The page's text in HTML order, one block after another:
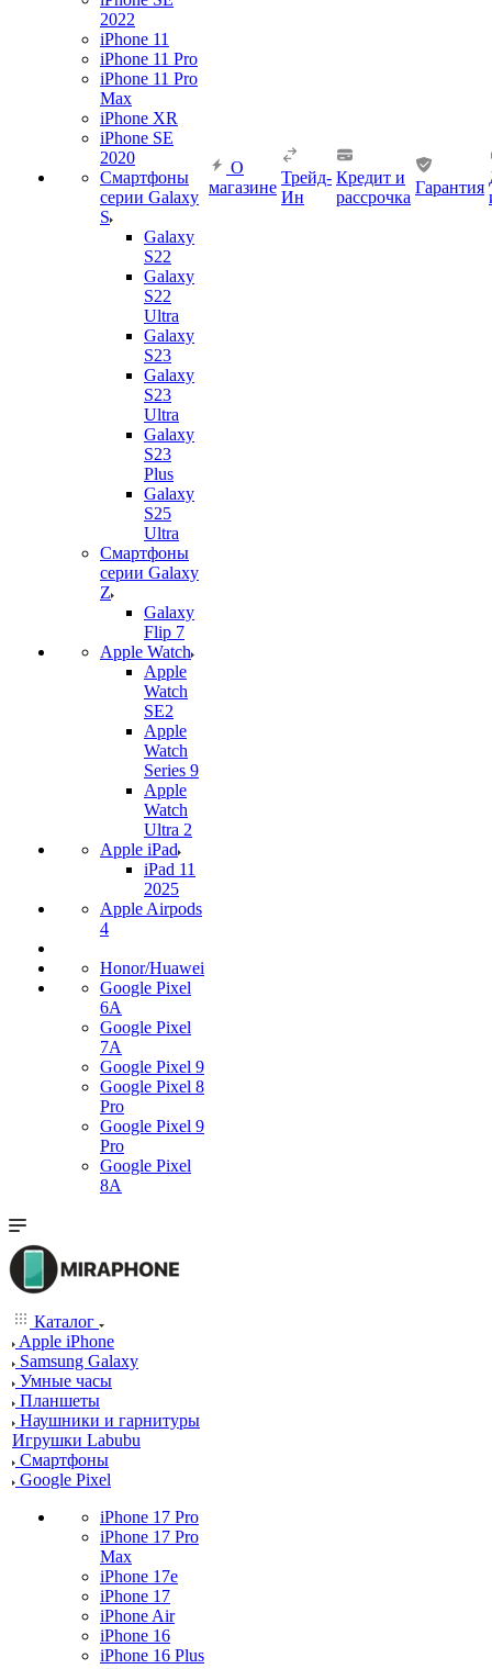
2022
iPhone 11
iPhone 11 Pro
iPhone 11 Pro
Max
iPhone XR
iPhone SE
2020
Смартфоны
серии Galaxy
S
Galaxy
S22
Galaxy
S22
Ultra
Galaxy
S23
Galaxy
S23
Ultra
Galaxy
S23
Plus
Galaxy
S25
Ultra
Смартфоны
серии Galaxy
Z
Galaxy
Flip 7
Apple Watch
Apple
Watch
SE2
Apple
Watch
Series 9
Apple
Watch
Ultra 2
Apple iPad
iPad 11
2025
Apple Airpods
4
Honor/Huawei
Google Pixel
6A
Google Pixel
7А
Google Pixel 9
Google Pixel 8
Pro
Google Pixel 9
Pro
Google Pixel
8A
О
магазине
Трейд-
Ин
Кредит и
рассрочка
Гарантия
Каталог
Apple iPhone
Samsung Galaxy
Умные часы
Планшеты
Наушники и гарнитуры
Игрушки Labubu
Смартфоны
Google Pixel
iPhone 17 Pro
iPhone 17 Pro
Max
iPhone 17e
iPhone 17
iPhone Air
iPhone 16
iPhone 16 Plus